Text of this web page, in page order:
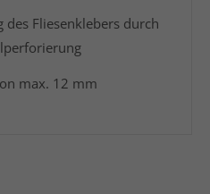
des Fliesenklebers durch
max. 12 mm